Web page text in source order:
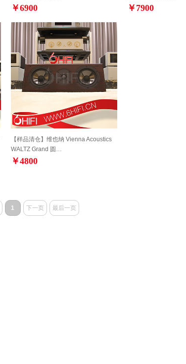
￥6900 ￥7900
【样品清仓】维也纳 Vienna Acoustics
WALTZ Grand 圆…
￥4800
1 下一页 最后一页